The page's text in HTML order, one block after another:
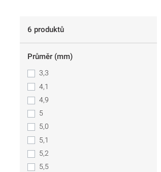
6 produktů
Průměr (mm)
3,3
4,1
4,9
5
5,0
5,1
5,2
5,5